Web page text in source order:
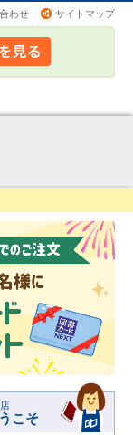
わせ サイトマップ
こそ